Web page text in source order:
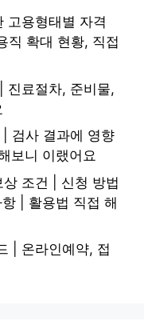
고용형태별 자격
직 확대 현황, 직접
진료절차, 준비물,
검사 결과에 영향
보니 이랬어요
조건 | 신청 방법
| 활용법 직접 해
| 온라인예약, 접